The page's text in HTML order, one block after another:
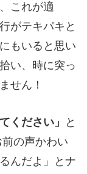
これが適
がテキパキと
もいると思い
い、時に突っ
せん！
ください」
と
の声かわい
んだよ」とナ